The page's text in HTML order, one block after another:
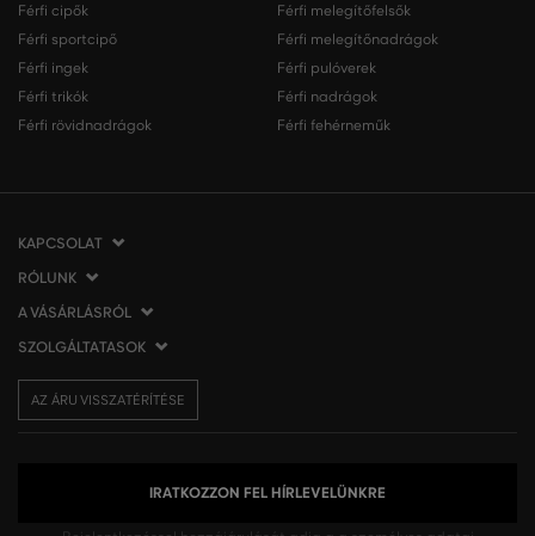
Férfi cipők
Férfi sportcipő
Férfi ingek
Férfi trikók
Férfi rövidnadrágok
Férfi melegítőfelsők
Férfi melegítőnadrágok
Férfi pulóverek
Férfi nadrágok
Férfi fehérneműk
KAPCSOLAT
VERMONT Services Slovakia s. r. o.
Vlčie hrdlo 53
tel.: 06 1 901 1901
info@eshopgant.hu
RÓLUNK
Cégünkről
Elérhetőség
Affiliate
A VÁSÁRLÁSRÓL
A vásárlás menete
Az áru visszatérítése/visszáru
Személyes adatok kezelése
SZOLGÁLTATASOK
Szállítás és fizetés
Ajándékutalványok
AZ ÁRU VISSZATÉRÍTÉSE
IRATKOZZON FEL HÍRLEVELÜNKRE